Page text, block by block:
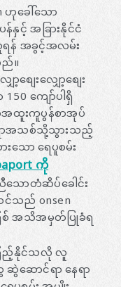
ဟုခေါ်သော
န်နှင့် အခြားနိုင်ငံ
ရန် အခွင့်အလမ်း
။
ျေးလျှော့စျေး
ကျော်ပါရှိ
အထူးကူပွန်စာအုပ်
အသစ်သို့သွားသည့်
ော ရေပူစမ်း
ကို
ောတံဆိပ်ခေါင်း
သင်သည် onsen
စ် အသိအမှတ်ပြုခံရ
ည့်နိုင်သလို လူ
ဆောင်ရာ နေရာ